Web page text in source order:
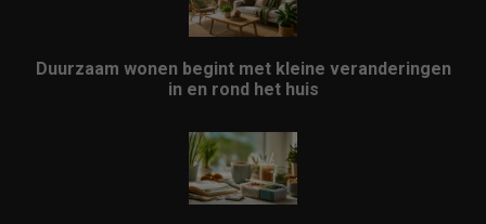
Duurzaam wonen begint met kleine veranderingen
in en rond het huis